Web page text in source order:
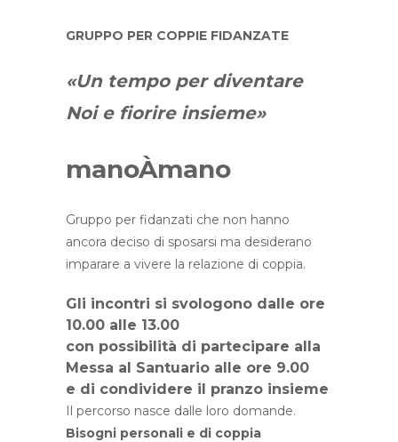
GRUPPO PER COPPIE FIDANZATE
«Un tempo per diventare
Noi e fiorire insieme»
manoÀmano
Gruppo per fidanzati che non hanno
ancora deciso di sposarsi ma desiderano
imparare a vivere la relazione di coppia.
Gli incontri si svologono dalle ore
10.00 alle 13.00
con possibilità di partecipare alla
Messa al Santuario alle ore 9.00
e di condividere il pranzo insieme
Il percorso nasce dalle loro domande.
Bisogni personali e di coppia